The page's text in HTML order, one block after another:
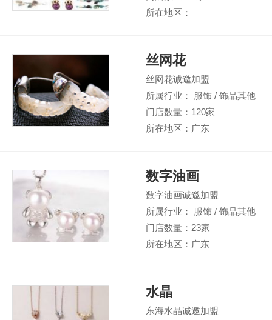
所在地区：
丝网花
丝网花诚邀加盟
所属行业： 服饰 / 饰品其他
门店数量：120家
所在地区：广东
数字油画
数字油画诚邀加盟
所属行业： 服饰 / 饰品其他
门店数量：23家
所在地区：广东
水晶
东海水晶诚邀加盟